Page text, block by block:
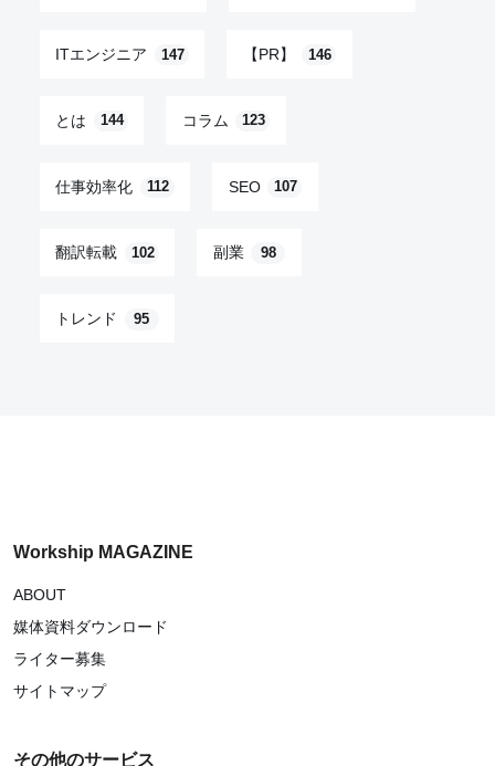
ITエンジニア 147 【PR】 146
とは 144 コラム 123
仕事効率化 112 SEO 107
翻訳転載 102 副業 98
トレンド 95
Workship MAGAZINE
ABOUT
媒体資料ダウンロード
ライター募集
サイトマップ
その他のサービス